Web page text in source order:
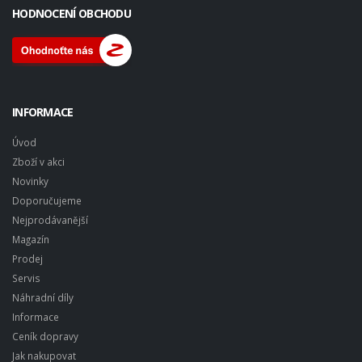
HODNOCENÍ OBCHODU
INFORMACE
Úvod
Zboží v akci
Novinky
Doporučujeme
Nejprodávanější
Magazín
Prodej
Servis
Náhradní díly
Informace
Ceník dopravy
Jak nakupovat